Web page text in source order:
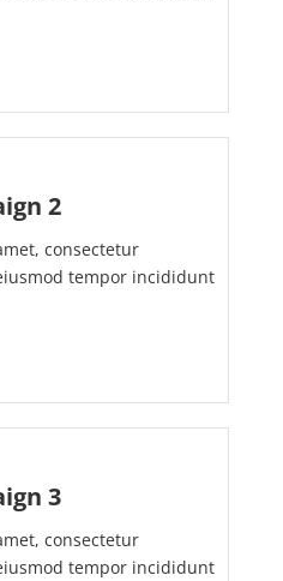
2
consectetur
tempor incididunt
3
consectetur
tempor incididunt